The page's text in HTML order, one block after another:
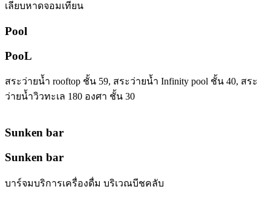
เลียบหาดจอมเทียน
Pool
PooL
สระว่ายน้ำ rooftop ชั้น 59, สระว่ายน้ำ Infinity pool ชั้น 40, สระ
ว่ายน้ำวิวทะเล 180 องศา ชั้น 30
Sunken bar
Sunken bar
บาร์จมบริการเครื่องดื่ม บริเวณบีชคลับ